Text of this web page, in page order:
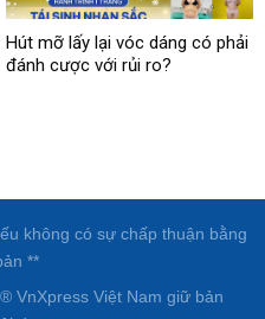
Hút mỡ lấy lại vóc dáng có phải
đánh cược với rủi ro?
không có sự chấp thuận bằng
**
VnXpress Việt Nam giữ bản